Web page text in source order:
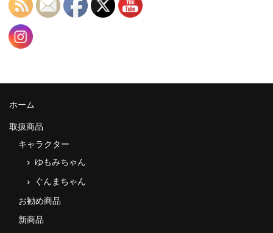
ホーム
取扱商品
キャラクター
ゆもみちゃん
ぐんまちゃん
お勧め商品
新商品